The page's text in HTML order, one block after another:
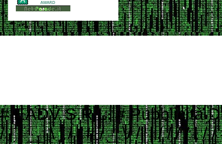
# EADV S.R.L. # Pubblicità Digitale e Programmatic Advertising # ___ ____ _ __ # ___ / | / __ \ | / / # / _ \/ /| | / / / / | / / # / __/ ___ |/ /_/ /| |/ / # \___/_/ |_/_____/ |___/ # # Contattaci per informazioni commerciali # Website: www.eadv.it # Email: marketing@eadv.it # START ads.txt - vocidallastrada.org - 2023-10-18 14:39:45 eadv.it, 13135, DIRECT 152media.info, 152M10, RESELLER 33across.com, 0010b00002MptHCAAZ, RESELLER, bbea06d9c4d2853c 33across.com, 0010b00002T3JniAAF, RESELLER, bbea06d9c4d2853c 33across.com, 0010b00002cGp2AAAS, RESELLER, bbea06d9c4d2853c 33across.com, 0013300001kQj2HAAS, RESELLER, bbea06d9c4d2853c 33across.com, 0015a00002oUk4aAAC, RESELLER, bbea06d9c4d2853c 33across.com, 0015a00003DKg9ZAAT, RESELLER, bbea06d9c4d2853c ad.plus, 352349, RESELLER adagio.io, 1294, RESELLER adcolony.com, 496220845654deec, RESELLER, 1ad675c9de6b5176 adform.com, 1226, RESELLER adform.com, 1819, RESELLER, 9f5210a2f0999e32 adform.com, 1889, RESELLER adform.com, 1943, RESELLER adform.com, 2110, RESELLER adform.com, 2112, RESELLER adform.com, 2437, RESELLER, 9f5210a2f0999e32 adform.com, 2464, RESELLER, 9f5210a2f0999e32 adform.com, 3027, RESELLER adform.com, 622, RESELLER adipolo.com, 617128b0fe110c0ddd7603b4, RESELLER admanmedia.com, 43, RESELLER admixer.net, b6d49994-83c5-4ff9-aa8a-c9eb99d1bc8c, RESELLER adsinteractive.hu, 258, RESELLER adswizz.com, consumable, RESELLER adswizz.com, entravision, RESELLER adswizz.com, targetspot, RESELLER adtech.com, 4687, RESELLER adtelligent.com, 537714, RESELLER advertising.com, 14832, RESELLER advertising.com, 21483, RESELLER advertising.com, 23089, RESELLER advertising.com, 28246, RESELLER advertising.com, 28305, RESELLER advertising.com, 28335, RESELLER, e1a5b5b6e3255540 advertising.com, 6814, RESELLER advertising.com, 7574, RESELLER adyoulike.com, 83d15ef72d387a1e60e5a1399a2b0c03, RESELLER adyoulike.com, b3e21aeb2e950aa59e5e8cc1b6dd6f8e, RESELLER, 4ad745ead2958bf7 adyoulike.com, b4bf4fdd9b0b915f746f6747ff432bde, RESELLER, 4ad745ead2958bf7 ampliffy.com, 5037, RESELLER amxrtb.com, 105199548, RESELLER aniview.com, 5e82edf1634339243920a8e5, RESELLER, 78b21b97965ec3f8 aniview.com, 5ef4bc022e79664d2b473869, RESELLER, 78b21b97965ec3f8 aol.com, 27093, RESELLER aol.com, 46658, RESELLER aol.com, 58905, RESELLER, e1a5b5b6e3255540 aolcloud.net, 4687, RESELLER appads.in, 107606, RESELLER appnexus.com, 10040, RESELLER, f5ab79cb980f11d1 appnexus.com, 10200, RESELLER, f5ab79cb980f11d1 appnexus.com, 10239, RESELLER, f5ab79cb980f11d1 appnexus.com, 10371, RESELLER, f5ab79cb980f11d1 appnexus.com, 11470, RESELLER appnexus.com, 11487, RESELLER, f5ab79cb980f11d1 appnexus.com, 11664, RESELLER, f5ab79cb980f11d1 appnexus.com, 11786, RESELLER, f5ab79cb980f11d1 appnexus.com, 11924, RESELLER, f5ab79cb980f11d1 appnexus.com, 12223, RESELLER, f5ab79cb980f11d1 appnexus.com, 12290, RESELLER, f5ab79cb980f11d1 appnexus.com, 12637, RESELLER, f5ab79cb980f11d1 appnexus.com, 13044, RESELLER, f5ab79cb980f11d1 appnexus.com, 13099, RESELLER, f5ab79cb980f11d1 appnexus.com, 13381, RESELLER, f5ab79cb980f11d1 appnexus.com, 1356, RESELLER, f5ab79cb980f11d1 appnexus.com, 1360, RESELLER, f5ab79cb980f11d1 appnexus.com, 13701, RESELLER, f5ab79cb980f11d1 appnexus.com, 14077, RESELLER appnexus.com, 14416, RESELLER,